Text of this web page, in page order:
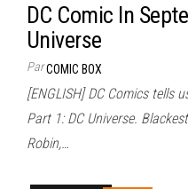
DC Comic In
Universe
ParCOMIC BOX
[ENGLISH] DC Comics tells
Part 1: DC Universe.
Robin,…